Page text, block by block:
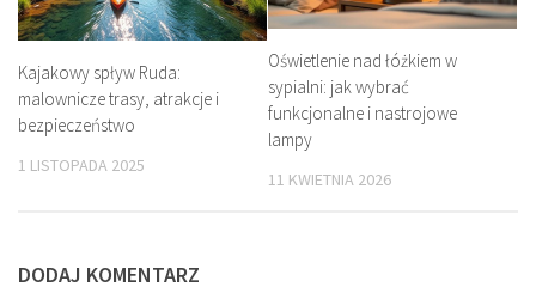
Kajakowy spływ Ruda:
malownicze trasy, atrakcje i
bezpieczeństwo
1 LISTOPADA 2025
Oświetlenie nad łóżkiem w
sypialni: jak wybrać
funkcjonalne i nastrojowe
lampy
11 KWIETNIA 2026
DODAJ KOMENTARZ